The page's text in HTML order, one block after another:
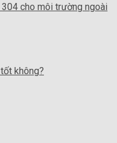
cho môi trường ngoài
không?